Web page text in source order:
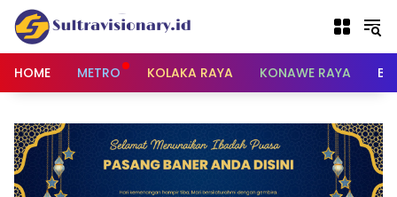
Langsung
konten
HOME
METRO KOLAKA RAYA KONAWE RAYA